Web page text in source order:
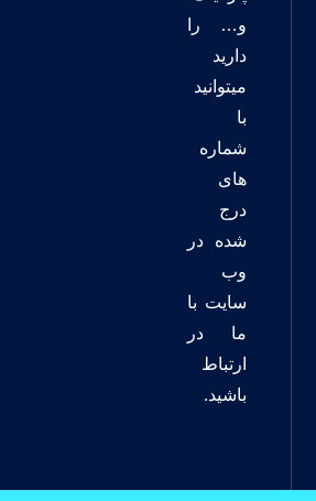
و… را
دارید
میتوانید
با
شماره
های
درج
شده در
وب
سایت با
ما در
ارتباط
باشید.